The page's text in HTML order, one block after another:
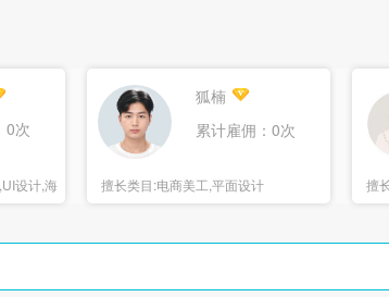
0次
设计,海
狐楠
累计雇佣：0次
擅长类目:电商美工,平面设计 擅
报